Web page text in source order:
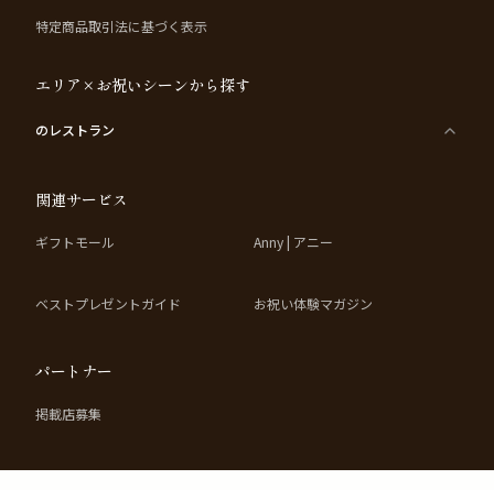
特定商品取引法に基づく表示
エリア×お祝いシーンから探す
のレストラン
関連サービス
ギフトモール Anny | アニー
ベストプレゼントガイド お祝い体験マガジン
パートナー
掲載店募集